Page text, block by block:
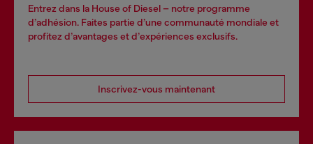
Entrez dans la House of Diesel – notre programme
d’adhésion. Faites partie d’une communauté mondiale et
profitez d’avantages et d’expériences exclusifs.
Inscrivez-vous maintenant